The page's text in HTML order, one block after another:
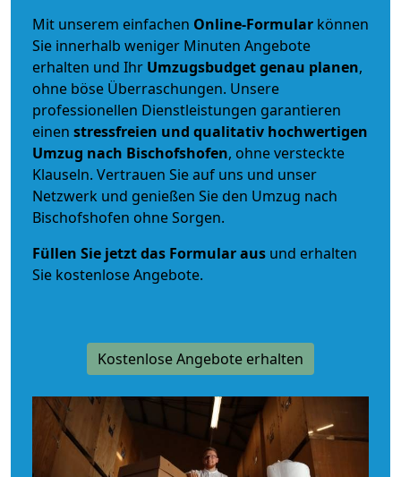
Mit unserem einfachen Online-Formular können
Sie innerhalb weniger Minuten Angebote
erhalten und Ihr Umzugsbudgetgenau planen,
ohne böse Überraschungen. Unsere
professionellen Dienstleistungen garantieren
einen stressfreien und qualitativ hochwertigen
Umzug nach Bischofshofen, ohne versteckte
Klauseln. Vertrauen Sie auf uns und unser
Netzwerk und genießen Sie den Umzug nach
Bischofshofen ohne Sorgen.
Füllen Sie jetzt das Formular aus und erhalten
Sie kostenlose Angebote.
Kostenlose Angebote erhalten